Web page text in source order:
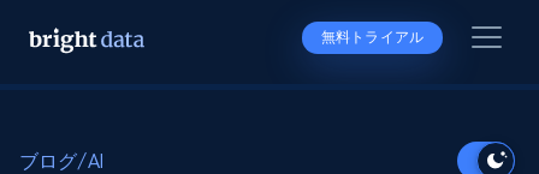
無料トライアル
ブログ/AI